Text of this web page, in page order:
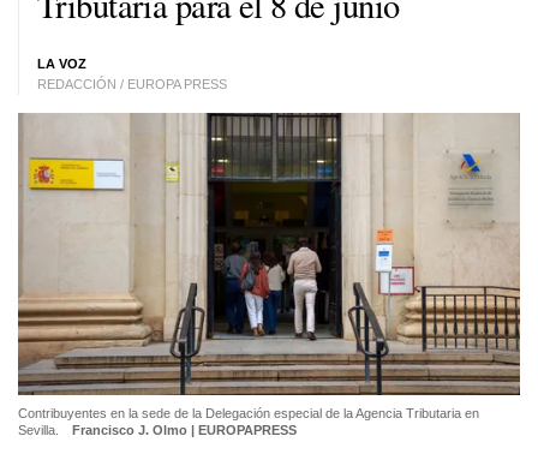
LA VOZ
REDACCIÓN / EUROPA PRESS
Contribuyentes en la sede de la Delegación especial de la Agencia Tributaria en
Sevilla.
Francisco J. Olmo | EUROPAPRESS